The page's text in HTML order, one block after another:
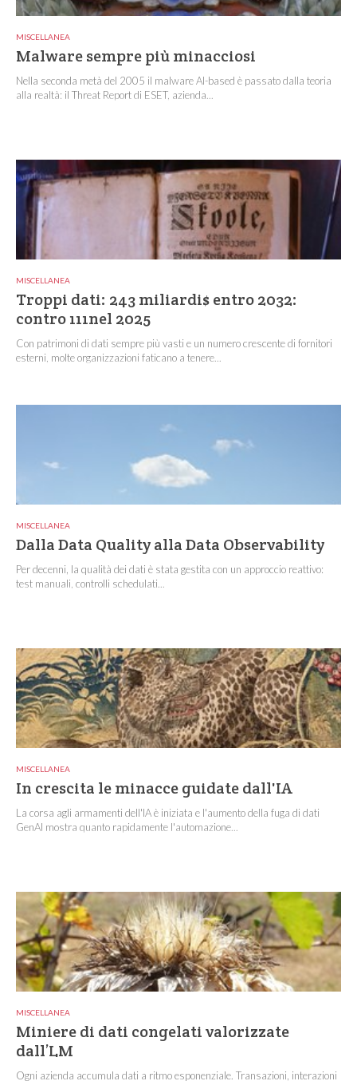
MISCELLANEA
Malware sempre più minacciosi
Nella seconda metà del 2005 il malware AI-based è passato dalla teoria
alla realtà: il Threat Report di ESET, azienda...
MISCELLANEA
Troppi dati: 243 miliardi$ entro 2032:
contro 111nel 2025
Con patrimoni di dati sempre più vasti e un numero crescente di fornitori
esterni, molte organizzazioni faticano a tenere...
MISCELLANEA
Dalla Data Quality alla Data Observability
Per decenni, la qualità dei dati è stata gestita con un approccio reattivo:
test manuali, controlli schedulati...
MISCELLANEA
In crescita le minacce guidate dall'IA
La corsa agli armamenti dell'IA è iniziata e l'aumento della fuga di dati
GenAI mostra quanto rapidamente l'automazione...
MISCELLANEA
Miniere di dati congelati valorizzate
dall’LM
Ogni azienda accumula dati a ritmo esponenziale. Transazioni, interazioni